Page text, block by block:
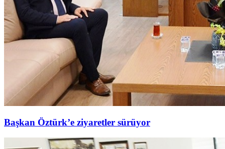
Başkan Öztürk’e ziyaretler sürüyor